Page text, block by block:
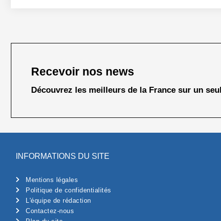
Recevoir nos news
Découvrez les meilleurs de la France sur un
INFORMATIONS DU SITE
Mentions légales
Politique de confidentialités
L'équipe de rédaction
Contactez-nous